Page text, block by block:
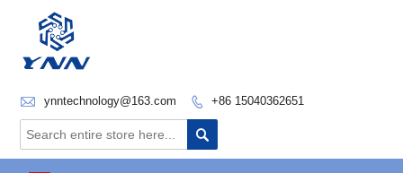
 ynntechnology@163.com  +86 15040362651
